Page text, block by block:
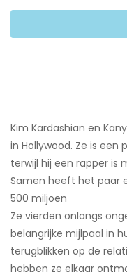
Kim Kardashian en
in Hollywood. Ze is
terwijl hij een rapper is
Samen heeft het paar
500 miljoen ​
Ze vierden onlangs
belangrijke mijlpaal in
terugblikken op de
hebben ze elkaar